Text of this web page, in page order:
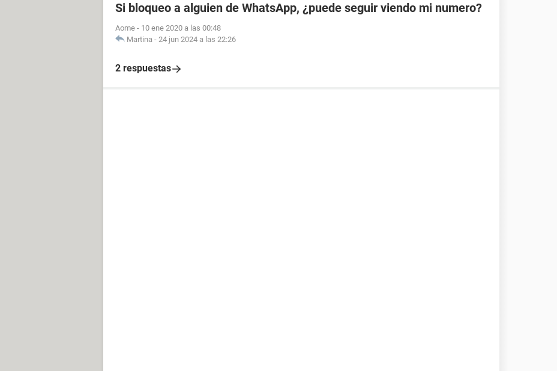
Si bloqueo a alguien de WhatsApp, ¿puede seguir viendo mi numero?
Aome - 10 ene 2020 a las 00:48
Martina - 24 jun 2024 a las 22:26
2 respuestas